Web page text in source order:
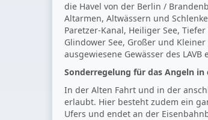
die Havel von der Berlin /
Altarmen, Altwässern und
Paretzer-Kanal, Heiliger See,
Glindower See, Großer und
ausgewiesene Gewässer des LAVB
Sonderregelung für das Angeln
In der Alten Fahrt und in der
erlaubt. Hier besteht zudem ein
Ufers und endet an der